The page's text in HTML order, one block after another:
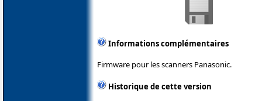
Informations complémentaires
Firmware pour les scanners Panasonic.
Historique de cette version